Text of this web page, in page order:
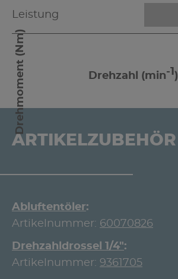
Leistung
Drehmoment (Nm) Drehzahl (min-1 )
ARTIKELZUBEHÖR
Abluftentöler
Artikelnummer: 60070826
Drehzahldrossel 1/4"
Artikelnummer: 9361705